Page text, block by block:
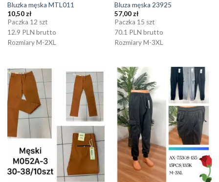
Bluzka męska MTL011
10,50zł
Paczka 12 szt
12.9 PLN brutto
Rozmiary M-2XL
Bluza męska 23925
57,00zł
Paczka 15 szt
70.1 PLN brutto
Rozmiary M-3XL